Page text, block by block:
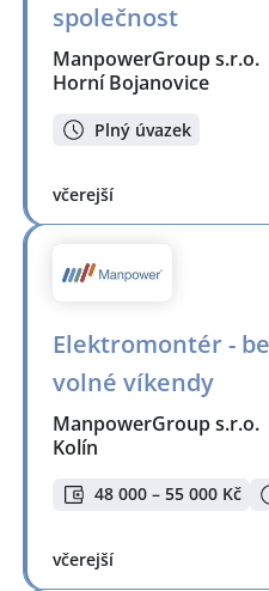
společnost
ManpowerGroup s.r.o.
Horní Bojanovice
Plný úvazek
včerejší
Elektromontér -
volné víkendy
ManpowerGroup s.r.o.
Kolín
48 000 – 55 000 Kč
včerejší